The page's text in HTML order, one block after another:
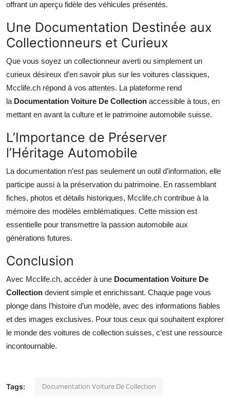
offrant un aperçu fidèle des véhicules présentés.
Une Documentation Destinée aux
Collectionneurs et Curieux
Que vous soyez un collectionneur averti ou simplement un
curieux désireux d’en savoir plus sur les voitures classiques,
Mcclife.ch répond à vos attentes. La plateforme rend
la Documentation Voiture De Collection accessible à tous, en
mettant en avant la culture et le patrimoine automobile suisse.
L’Importance de Préserver
l’Héritage Automobile
La documentation n’est pas seulement un outil d’information, elle
participe aussi à la préservation du patrimoine. En rassemblant
fiches, photos et détails historiques, Mcclife.ch contribue à la
mémoire des modèles emblématiques. Cette mission est
essentielle pour transmettre la passion automobile aux
générations futures.
Conclusion
Avec Mcclife.ch, accéder à une Documentation Voiture De
Collection devient simple et enrichissant. Chaque page vous
plonge dans l’histoire d’un modèle, avec des informations fiables
et des images exclusives. Pour tous ceux qui souhaitent explorer
le monde des voitures de collection suisses, c’est une ressource
incontournable.
Tags: Documentation Voiture De Collection